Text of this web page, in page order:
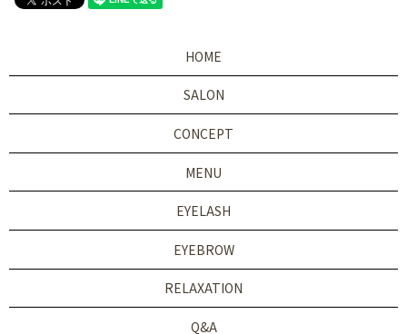
HOME
SALON
CONCEPT
MENU
EYELASH
EYEBROW
RELAXATION
Q&A